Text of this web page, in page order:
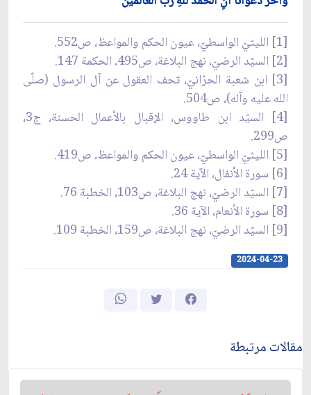
[1] الليثيّ الواسطيّ، عيون الحكم والمواعظ، ص552.
[2] السيّد الرضيّ، نهج البلاغة، ص495، الحكمة 147.
[3] ابن شعبة الحرّانيّ، تحف العقول عن آل الرسول (صلّى
الله عليه وآله)، ص504.
[4] السيّد ابن طاووس، الإقبال بالأعمال الحسنة، ج3،
ص299.
[5] الليثيّ الواسطيّ، عيون الحكم والمواعظ، ص419.
[6] سورة الأنفال، الآية 24.
[7] السيّد الرضيّ، نهج البلاغة، ص103، الخطبة 76.
[8] سورة الأنعام، الآية 36.
[9] السيّد الرضيّ، نهج البلاغة، ص159، الخطبة 109.
2024-04-23
مقالات مرتبطة